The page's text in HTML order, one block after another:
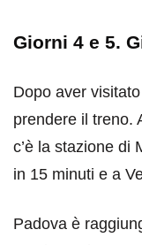
Giorni 4 e 5.
Dopo aver
prendere il treno.
c’è la stazione di
in 15 minuti e a
Padova è